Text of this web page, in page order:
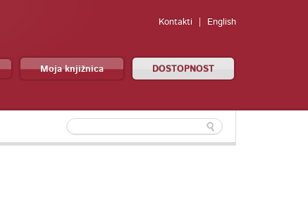
Kontakti English
Moja knjižnica DOSTOPNOST